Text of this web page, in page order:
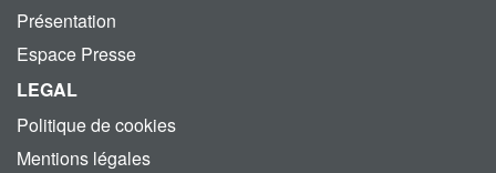
Présentation
Espace Presse
LEGAL
Politique de cookies
Mentions légales